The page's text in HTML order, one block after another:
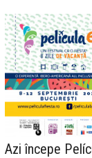
Azi începe